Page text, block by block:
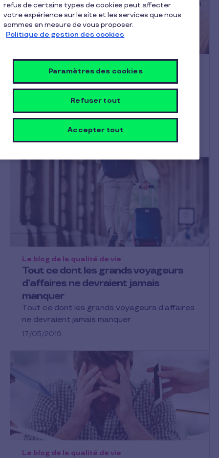
influence le bien-être au travail !
Le blog de la qualité de vie
Mr. Emmanuel Cael animateur du groupe
lumière et Eclairage nous explique pourquoi la
lumière naturelle devrait être un…
19/07/2019
Tout ce dont les grands voyageurs
d’affaires ne devraient jamais
manquer
Le blog de la qualité de vie
Tout ce dont les grands voyageurs d’affaires
ne devraient jamais manquer
17/05/2019
Le blog de la qualité de vie
refus de certains types de cookies peut affecter
votre expérience sur le site et les services que nous
sommes en mesure de vous proposer.
Politique de gestion des cookies
Paramètres des cookies
Refuser tout
Accepter tout